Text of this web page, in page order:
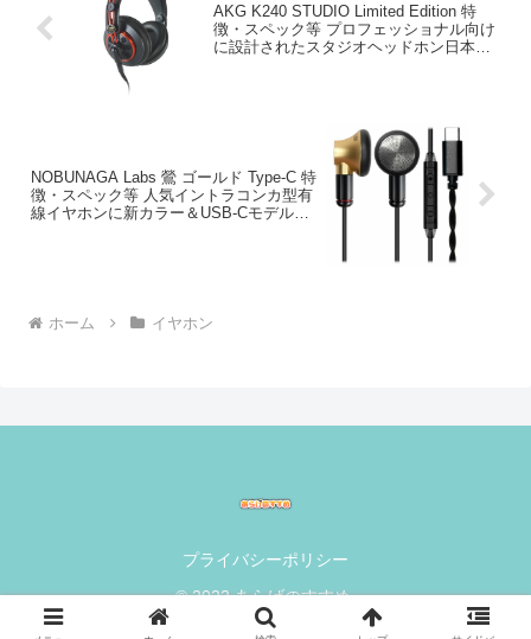
AKG K240 STUDIO Limited Edition 特
徴・スペック等 プロフェッショナル向け
に設計されたスタジオヘッドホン日本国
NOBUNAGA Labs 鶯 ゴールド Type-C 特
徴・スペック等 人気イントラコンカ型有
線イヤホンに新カラー＆USB-Cモデルが
ホーム イヤホン
プライバシーポリシー
© 2022 あらげのすすめ.